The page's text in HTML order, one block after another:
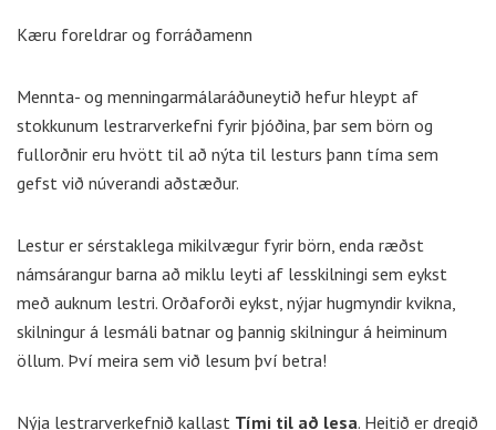
Kæru foreldrar og forráðamenn
Mennta- og menningarmálaráðuneytið hefur hleypt af
stokkunum lestrarverkefni fyrir þjóðina, þar sem börn og
fullorðnir eru hvött til að nýta til lesturs þann tíma sem
gefst við núverandi aðstæður.
Lestur er sérstaklega mikilvægur fyrir börn, enda ræðst
námsárangur barna að miklu leyti af lesskilningi sem eykst
með auknum lestri. Orðaforði eykst, nýjar hugmyndir kvikna,
skilningur á lesmáli batnar og þannig skilningur á heiminum
öllum. Því meira sem við lesum því betra!
Nýja lestrarverkefnið kallast Tími til að lesa. Heitið er dregið